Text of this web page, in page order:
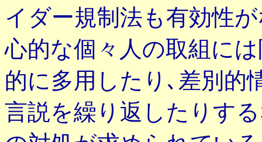
イダー規制法も有効性
心的な個々人の取組に
的に多用したり､差別的
言説を繰り返したりす